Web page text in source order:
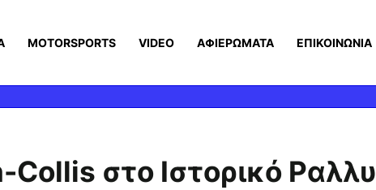
MOTORSPORTS VIDEO ΑΦΙΕΡΩΜΑΤΑ ΕΠΙΚΟΙΝΩΝΙΑ
Collis στο Ιστορικό Ραλλυ